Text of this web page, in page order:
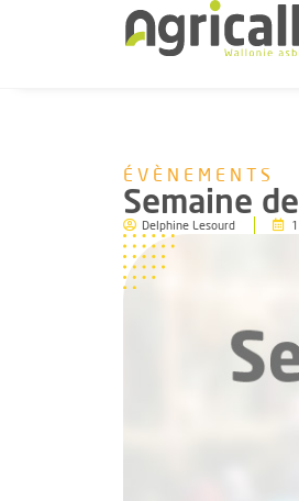
ÉVÈNEMENTS
Semaine
Delphine Lesourd